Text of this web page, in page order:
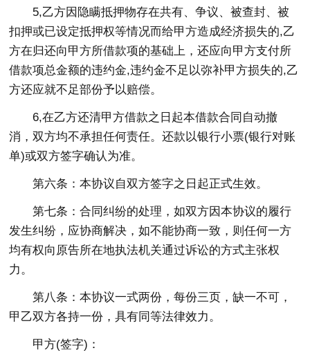
5,乙方因隐瞒抵押物存在共有、争议、被查封、被
扣押或已设定抵押权等情况而给甲方造成经济损失的,乙
方在归还向甲方所借款项的基础上，还应向甲方支付所
借款项总金额的违约金,违约金不足以弥补甲方损失的,乙
方还应就不足部份予以赔偿。
6,在乙方还清甲方借款之日起本借款合同自动撤
消，双方均不承担任何责任。还款以银行小票(银行对账
单)或双方签字确认为准。
第六条：本协议自双方签字之日起正式生效。
第七条：合同纠纷的处理，如双方因本协议的履行
发生纠纷，应协商解决，如不能协商一致，则任何一方
均有权向原告所在地执法机关通过诉讼的方式主张权
力。
第八条：本协议一式两份，每份三页，缺一不可，
甲乙双方各持一份，具有同等法律效力。
甲方(签字)：